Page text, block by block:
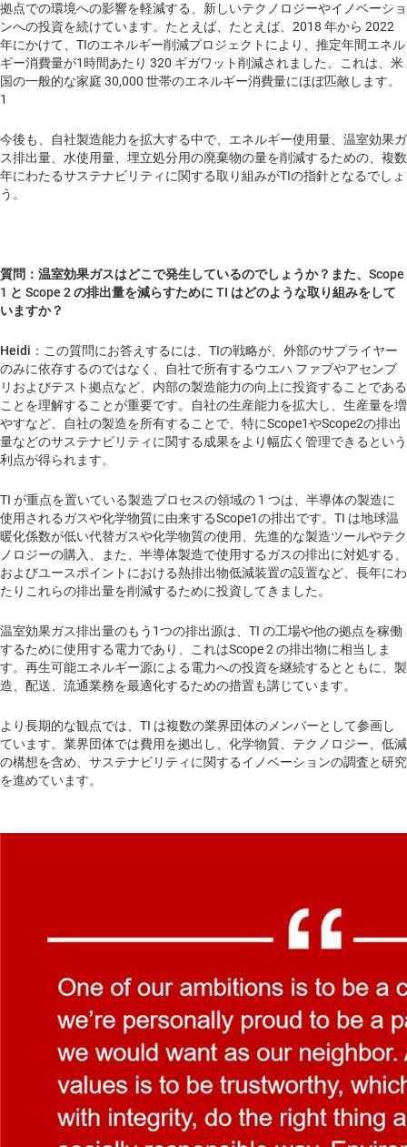
拠点での環境への影響を軽減する、新しいテクノロジーやイノベーショ
ンへの投資を続けています。たとえば、たとえば、2018 年から 2022
年にかけて、TIのエネルギー削減プロジェクトにより、推定年間エネル
ギー消費量が1時間あたり 320 ギガワット削減されました。これは、米
国の一般的な家庭 30,000 世帯のエネルギー消費量にほぼ匹敵します。
1
今後も、自社製造能力を拡大する中で、エネルギー使用量、温室効果ガ
ス排出量、水使用量、埋立処分用の廃棄物の量を削減するための、複数
年にわたるサステナビリティに関する取り組みがTIの指針となるでしょ
う。
質問：温室効果ガスはどこで発生しているのでしょうか？また、Scope
1 と Scope 2 の排出量を減らすために TI はどのような取り組みをして
いますか？
Heidi ：この質問にお答えするには、TIの戦略が、外部のサプライヤー
のみに依存するのではなく、自社で所有するウエハ ファブやアセンブ
リおよびテスト拠点など、内部の製造能力の向上に投資することである
ことを理解することが重要です。自社の生産能力を拡大し、生産量を増
やすなど、自社の製造を所有することで、特にScope1やScope2の排出
量などのサステナビリティに関する成果をより幅広く管理できるという
利点が得られます。
TI が重点を置いている製造プロセスの領域の 1 つは、半導体の製造に
使用されるガスや化学物質に由来するScope1の排出です。TI は地球温
暖化係数が低い代替ガスや化学物質の使用、先進的な製造ツールやテク
ノロジーの購入、また、半導体製造で使用するガスの排出に対処する、
およびユースポイントにおける熱排出物低減装置の設置など、長年にわ
たりこれらの排出量を削減するために投資してきました。
温室効果ガス排出量のもう1つの排出源は、TI の工場や他の拠点を稼働
するために使用する電力であり、これはScope 2 の排出物に相当しま
す。再生可能エネルギー源による電力への投資を継続するとともに、製
造、配送、流通業務を最適化するための措置も講じています。
より長期的な観点では、TI は複数の業界団体のメンバーとして参画し
ています。業界団体では費用を拠出し、化学物質、テクノロジー、低減
の構想を含め、サステナビリティに関するイノベーションの調査と研究
を進めています。